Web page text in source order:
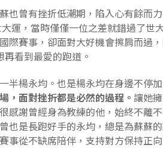
也曾有挫折低潮期，陷入心有餘而
運，當時僅僅一位之差就錯過了世
際賽事，卻面對大好機會擦肩而過
看到最愛的跑道。
半楊永均。也是楊永均在身邊不停
，面對挫折都是必然的過程。 讓她
感謝曾經身為教練的他，始終不離
也是長跑好手的永均，總是為蘇蘇
事從不缺席陪伴，支持對方保持正向